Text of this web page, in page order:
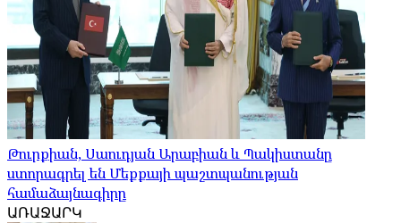
Թուրքիան, Սաուդյան Արաբիան և Պակիստանը
ստորագրել են Մեքքայի պաշտպանության
համաձայնագիրը
ԱՌԱՋԱՐԿ